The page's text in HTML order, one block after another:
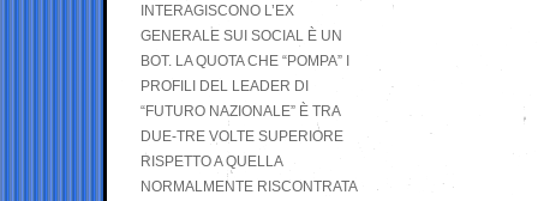
INTERAGISCONO L’EX
GENERALE SUI SOCIAL È UN
BOT. LA QUOTA CHE “POMPA” I
PROFILI DEL LEADER DI
“FUTURO NAZIONALE” È TRA
DUE-TRE VOLTE SUPERIORE
RISPETTO A QUELLA
NORMALMENTE RISCONTRATA